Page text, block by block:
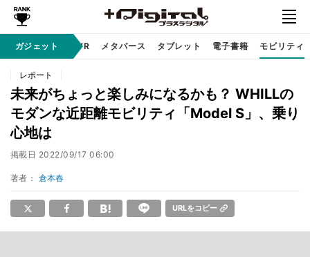
ガジェット
ガジェット VR メタバース タブレット 電子書籍 モビリティ
レポート
未来がちょっと楽しみになるかも？ WHILLの
モダンな近距離モビリティ「Model S」、乗り
心地は
掲載日 2022/09/17 06:00
著者： 倉本春
URLをコピー